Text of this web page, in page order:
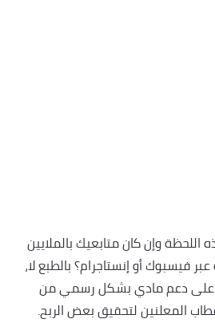
وإن كان متابعيك بالملايين
فيسبوك أو إنستاجرام؟ بالطبع لا،
على دعم مادي بشكل رسمي من
المعلنين لتحقيق بعض الربح.